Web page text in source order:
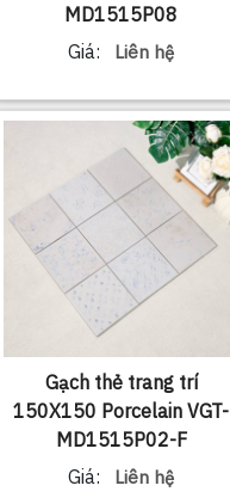
MD1515P08
Giá:
Liên hệ
Gạch thẻ trang trí
150X150 Porcelain VGT-
MD1515P02-F
Giá:
Liên hệ